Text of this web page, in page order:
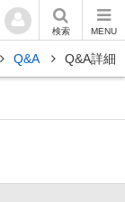
検索 MENU
Q&A Q&A詳細